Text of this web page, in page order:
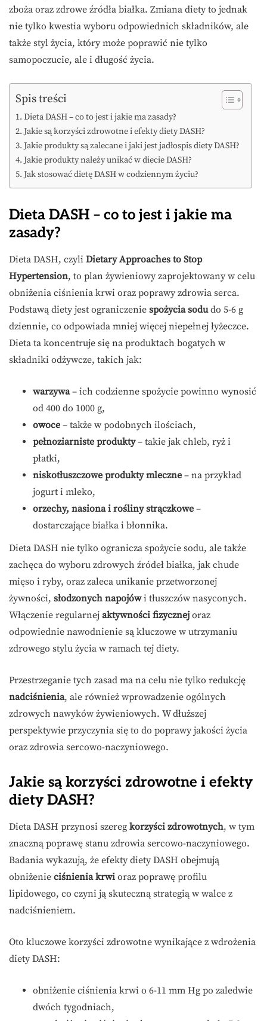
zboża oraz zdrowe źródła białka. Zmiana diety to jednak
nie tylko kwestia wyboru odpowiednich składników, ale
także styl życia, który może poprawić nie tylko
samopoczucie, ale i długość życia.
Spis treści
Dieta DASH – co to jest i jakie ma zasady?
Jakie są korzyści zdrowotne i efekty diety DASH?
Jakie produkty są zalecane i jaki jest jadłospis diety DASH?
Jakie produkty należy unikać w diecie DASH?
Jak stosować dietę DASH w codziennym życiu?
Dieta DASH – co to jest i jakie ma
zasady?
Dieta DASH, czyli Dietary Approaches to Stop
Hypertension, to plan żywieniowy zaprojektowany w celu
obniżenia ciśnienia krwi oraz poprawy zdrowia serca.
Podstawą diety jest ograniczenie spożycia sodudo 5-6 g
dziennie, co odpowiada mniej więcej niepełnej łyżeczce.
Dieta ta koncentruje się na produktach bogatych w
składniki odżywcze, takich jak:
warzywa– ich codzienne spożycie powinno wynosić
od 400 do 1000 g,
owoce – także w podobnych ilościach,
pełnoziarniste produkty– takie jak chleb, ryż i
płatki,
niskotłuszczowe produkty mleczne – na przykład
jogurt i mleko,
orzechy, nasiona i rośliny strączkowe –
dostarczające białka i błonnika.
Dieta DASH nie tylko ogranicza spożycie sodu, ale także
zachęca do wyboru zdrowych źródeł białka, jak chude
mięso i ryby, oraz zaleca unikanie przetworzonej
żywności, słodzonych napojówi tłuszczów nasyconych.
Włączenie regularnej aktywności fizycznej oraz
odpowiednie nawodnienie są kluczowe w utrzymaniu
zdrowego stylu życia w ramach tej diety.
Przestrzeganie tych zasad ma na celu nie tylko redukcję
nadciśnienia, ale również wprowadzenie ogólnych
zdrowych nawyków żywieniowych. W dłuższej
perspektywie przyczynia się to do poprawy jakości życia
oraz zdrowia sercowo-naczyniowego.
Jakie są korzyści zdrowotne i efekty
diety DASH?
Dieta DASH przynosi szereg korzyści zdrowotnych, w tym
znaczną poprawę stanu zdrowia sercowo-naczyniowego.
Badania wykazują, że efekty diety DASH obejmują
obniżenie ciśnienia krwi oraz poprawę profilu
lipidowego, co czyni ją skuteczną strategią w walce z
nadciśnieniem.
Oto kluczowe korzyści zdrowotne wynikające z wdrożenia
diety DASH:
obniżenie ciśnienia krwi o 6-11 mm Hg po zaledwie
dwóch tygodniach,